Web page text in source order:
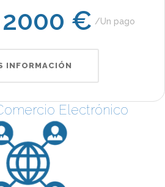
2000 € Un pago
INFORMACIÓN
Electrónico